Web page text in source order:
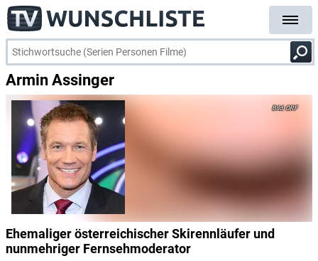
Armin Assinger
ORF
Ehemaliger österreichischer Skirennläufer und
nunmehriger Fernsehmoderator